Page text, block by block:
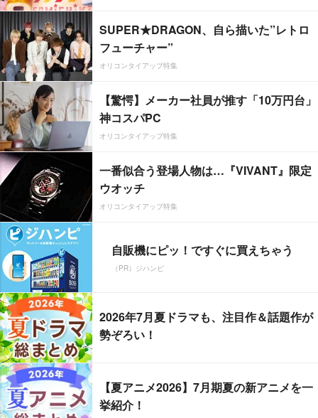
SUPER★DRAGON、自ら描いた”レトロ
フューチャー”
オリコンタイアップ特集
【驚愕】メーカー社員が推す「10万円台」
神コスパPC
オリコンタイアップ特集
一番似合う登場人物は…『VIVANT』限定
ウオッチ
オリコンタイアップ特集
自販機にピッ！ですぐに買えちゃう
（PR）ジハンピ
2026年7月夏ドラマも、注目作＆話題作が
勢ぞろい！
【夏アニメ2026】7月期夏の新アニメを一
挙紹介！